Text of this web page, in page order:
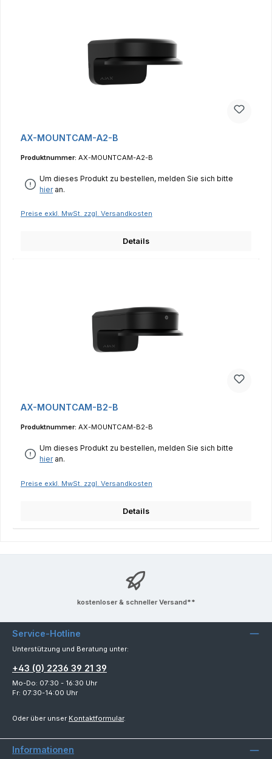
AX-MOUNTCAM-A2-B
Produktnummer: AX-MOUNTCAM-A2-B
Um dieses Produkt zu bestellen, melden Sie sich bitte
hieran.
Preise exkl. MwSt. zzgl. Versandkosten
Details
AX-MOUNTCAM-B2-B
Produktnummer: AX-MOUNTCAM-B2-B
Um dieses Produkt zu bestellen, melden Sie sich bitte
hieran.
Preise exkl. MwSt. zzgl. Versandkosten
Details
kostenloser & schneller Versand**
Service-Hotline
Unterstützung und Beratung unter:
+43 (0) 2236 39 21 39
Mo-Do: 07:30 - 16:30 Uhr
Fr: 07:30-14:00 Uhr
Oder über unser Kontaktformular.
Informationen